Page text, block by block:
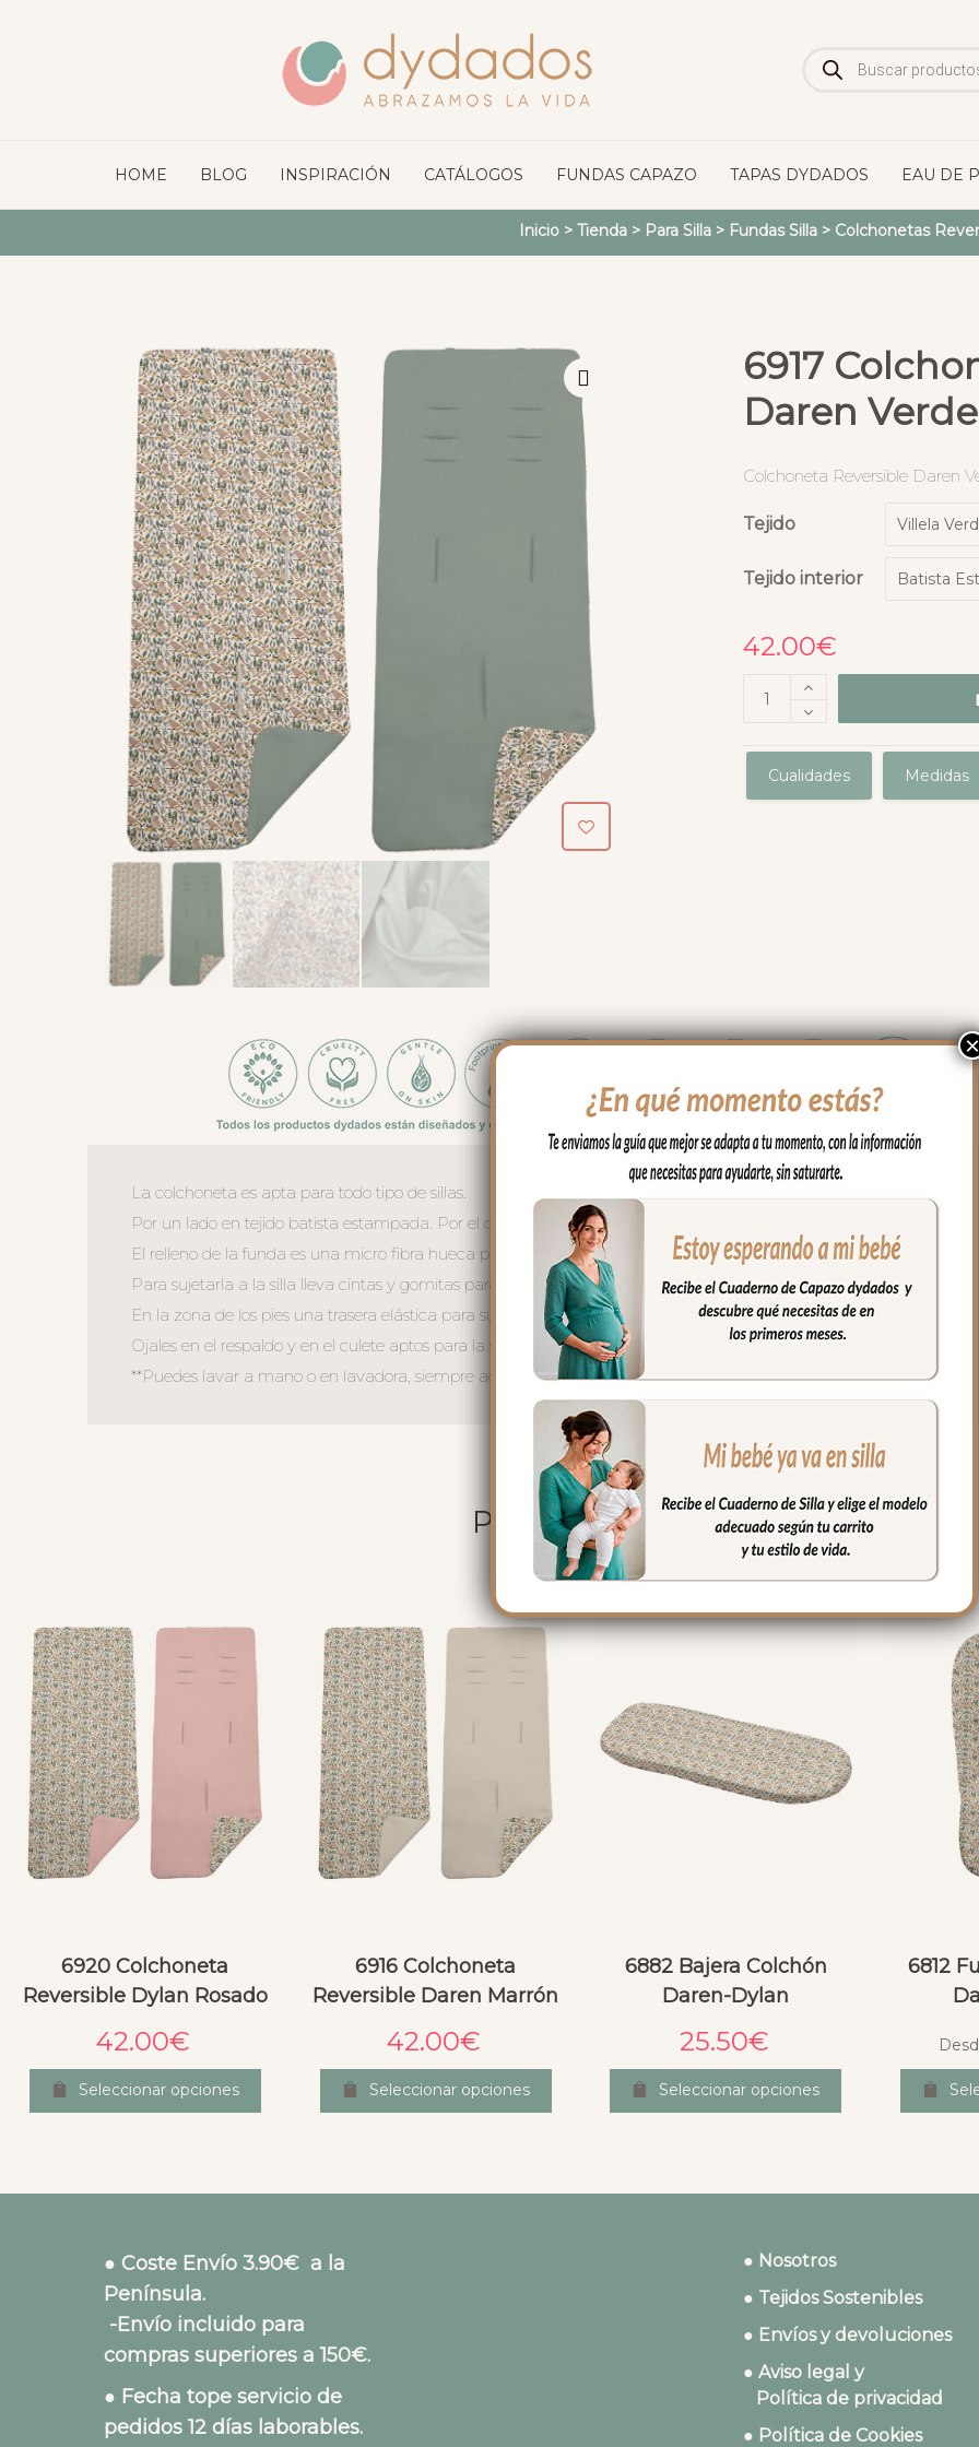
de
productos
HOME BLOG INSPIRACIÓN CATÁLOGOS FUNDAS CAPAZO TAPAS DYDADOS EAU DE
Inicio> Tienda> Para Silla> Fundas Silla> Colchonetas
6917
Daren Verde
Colchoneta Reversible Daren
Tejido
Tejido interior
42.00€
Cualidades Medidas
La colchoneta es apta para todo tipo de sillas.
Por un lado en tejido batista estampada. Por el otro lado en tejido de piqué.
El relleno de la funda es una micro fibra hueca para mayor confort del bebé y muy buena transpirabilidad.
Para sujetarla a la silla lleva cintas y gomitas para ajustarla bien.
En la zona de los pies una trasera elástica para sujetar la funda en la parte de abajo.
Ojales en el respaldo y en el culete aptos para la salida de arenes de todo tipo de sillas.
**Puedes lavar a mano o en lavadora, siempre agua fría, jabones no abrasivos y secado al natural.
PRODUCTOS RELACIONADOS
6920 Colchoneta
Reversible Dylan Rosado
42.00€
Seleccionar opciones
6916 Colchoneta
Reversible Daren Marrón
42.00€
Seleccionar opciones
6882 Bajera Colchón
Daren-Dylan
25.50€
Seleccionar opciones
6812
● Coste Envío 3.90€ a la
Península.
-Envío incluido para
compras superiores a 150€.
● Fecha tope servicio de
pedidos 12 días laborables.
● Nosotros
● Tejidos Sostenibles
● Envíos y devoluciones
● Aviso legal y
Política de privacidad
● Política de Cookies
×